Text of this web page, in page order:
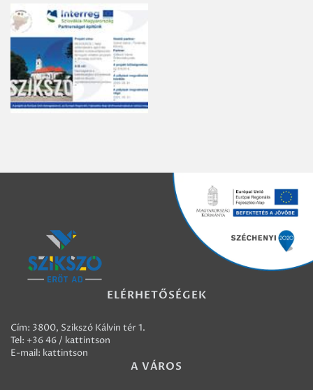
ELÉRHETŐSÉGEK
Cím: 3800, Szikszó Kálvin tér 1.
Tel: +36 46 / kattintson
E-mail: kattintson
A VÁROS